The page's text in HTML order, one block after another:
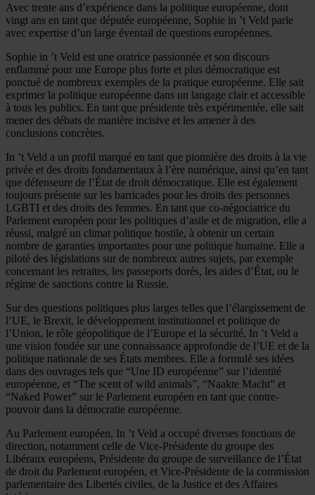
Avec trente ans d’expérience dans la politique européenne, dont
vingt ans en tant que députée européenne, Sophie in ’t Veld parle
avec expertise d’un large éventail de questions européennes.
Sophie in ’t Veld est une oratrice passionnée et son discours
enflammé pour une Europe plus forte et plus démocratique est
ponctué de nombreux exemples de la pratique européenne. Elle sait
exprimer la politique européenne dans un langage clair et accessible
à tous les publics. En tant que présidente très expérimentée, elle sait
mener des débats de manière incisive et les amener à des
conclusions concrètes.
In ’t Veld a un profil marqué en tant que pionnière des droits à la vie
privée et des droits fondamentaux à l’ère numérique, ainsi qu’en tant
que défenseure de l’État de droit démocratique. Elle est également
toujours présente sur les barricades pour les droits des personnes
LGBTI et des droits des femmes. En tant que co-négociatrice du
Parlement européen pour les politiques d’asile et de migration, elle a
réussi, malgré un climat politique hostile, à obtenir un certain
nombre de garanties importantes pour une politique humaine. Elle a
piloté des législations sur de nombreux autres sujets, par exemple
concernant les retraites, les passeports dorés, les aides d’État, ou le
régime de sanctions contre la Russie.
Sur des questions politiques plus larges telles que l’élargissement de
l’UE, le Brexit, le développement institutionnel et politique de
l’Union, le rôle géopolitique de l’Europe et la sécurité, In ’t Veld a
une vision fondée sur une connaissance approfondie de l’UE et de la
politique nationale de ses États membres. Elle a formulé ses idées
dans des ouvrages tels que “Une ID européenne” sur l’identité
européenne, et “The scent of wild animals”, “Naakte Macht” et
“Naked Power” sur le Parlement européen en tant que contre-
pouvoir dans la démocratie européenne.
Au Parlement européen, In ’t Veld a occupé diverses fonctions de
direction, notamment celle de Vice-Présidente du groupe des
Libéraux européens, Présidente du groupe de surveillance de l’État
de droit du Parlement européen, et Vice-Présidente de la commission
parlementaire des Libertés civiles, de la Justice et des Affaires